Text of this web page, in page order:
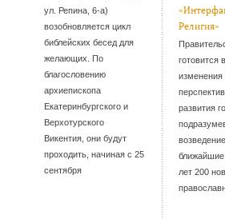
ул. Репина, 6-а)
возобновляется цикл
библейских бесед для
желающих. По
благословению
архиепископа
Екатеринбургского и
Верхотурского
Викентия, они будут
проходить, начиная с 25
сентября
Религия»
готовится
изменения
развития
ближайшие
лет 200